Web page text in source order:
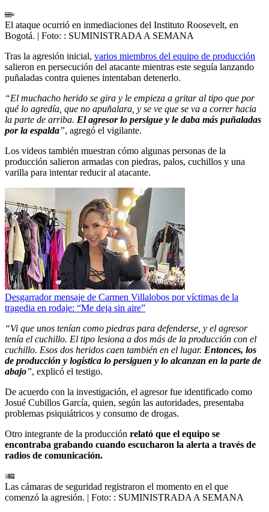
El ataque ocurrió en inmediaciones del Instituto Roosevelt, en
Bogotá. | Foto: : SUMINISTRADA A SEMANA
Tras la agresión inicial, varios miembros del equipo de producción
salieron en persecución del atacante mientras este seguía lanzando
puñaladas contra quienes intentaban detenerlo.
“El muchacho herido se gira y le empieza a gritar al tipo que por
qué lo agredía, que no apuñalara, y se ve que se va a correr hacia
la parte de arriba. El agresor lo persigue y le daba más puñaladas
por la espalda”, agregó el vigilante.
Los videos también muestran cómo algunas personas de la
producción salieron armadas con piedras, palos, cuchillos y una
varilla para intentar reducir al atacante.
Desgarrador mensaje de Carmen Villalobos por víctimas de la
tragedia en rodaje: “Me deja sin aire”
“Vi que unos tenían como piedras para defenderse, y el agresor
tenía el cuchillo. El tipo lesiona a dos más de la producción con el
cuchillo. Esos dos heridos caen también en el lugar. Entonces, los
de producción y logística lo persiguen y lo alcanzan en la parte de
abajo”, explicó el testigo.
De acuerdo con la investigación, el agresor fue identificado como
Josué Cubillos García, quien, según las autoridades, presentaba
problemas psiquiátricos y consumo de drogas.
Otro integrante de la producción relató que el equipo se
encontraba grabando cuando escucharon la alerta a través de
radios de comunicación.
Las cámaras de seguridad registraron el momento en el que
comenzó la agresión. | Foto: : SUMINISTRADA A SEMANA